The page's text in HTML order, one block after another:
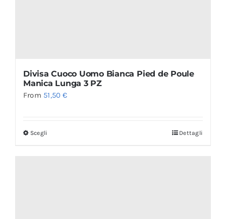
Divisa Cuoco Uomo Bianca Pied de Poule
Manica Lunga 3 PZ
From 51,50€
Scegli Dettagli